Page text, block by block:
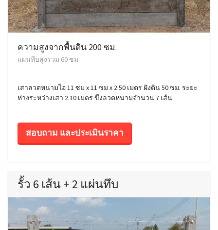
ความสูงจากพื้นดิน 200 ซม.
แผ่นทึบสูงรวม 60 ซม.
เสาลวดหนามไอ 11 ซม x 11 ซม x 2.50 เมตร ฝังดิน 50 ซม. ระยะ
ห่างระหว่างเสา 2.10 เมตร ขึงลวดหนามจำนวน 7 เส้น
สอบถาม และประเมินราคา
รั้ว 6 เส้น + 2 แผ่นทึบ